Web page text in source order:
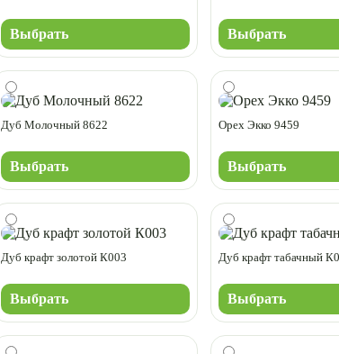
Выбрать Выбрать
Дуб Молочный 8622
Выбрать
Орех Экко 9459
Выбрать
Дуб крафт золотой К003
Выбрать
Дуб крафт табачный
Выбрать